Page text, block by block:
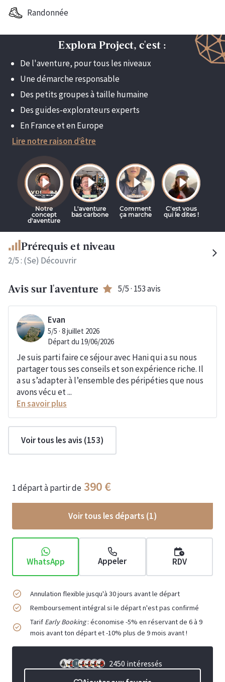
Randonnée
Explora Project, c'est :
De l'aventure, pour tous les niveaux
Une démarche responsable
Des petits groupes à taille humaine
Des guides-explorateurs experts
En France et en Europe
Lire notre raison d’être
Prérequis et niveau
2/5 : (Se) Découvrir
Avis sur l'aventure 5/5 · 153avis
Evan
5/5 · 8 juillet 2026
Départ du 19/06/2026
Je suis parti faire ce séjour avec Hani qui a su nous
partager tous ses conseils et son expérience riche. Il
a su s’adapter à l’ensemble des péripéties que nous
avons vécu et ...
En savoir plus
Voir tous les avis (153)
1 départà partir de 390
Voir tous les départs (1)
WhatsApp Appeler RDV
Annulation flexible jusqu'à 30 jours avant le départ
Remboursement intégral si le départ n'est pas confirmé
Tarif Early Booking: économise -5% en réservant de 6 à 9
mois avant ton départ et -10% plus de 9 mois avant !
2450 intéressés